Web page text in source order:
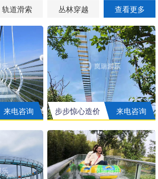
轨道滑索 丛林穿越 查看更多
来电咨询 步步惊心造价 来电咨询